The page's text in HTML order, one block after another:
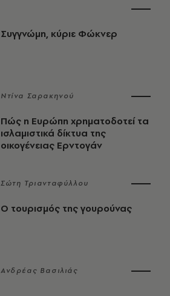
Συγγνώμη, κύριε Φώκνερ
Ντίνα Σαρακηνού
Πώς η Ευρώπη χρηματοδοτεί τα
ισλαμιστικά δίκτυα της
οικογένειας Ερντογάν
Σώτη Τριανταφύλλου
Ο τουρισμός της γουρούνας
Ανδρέας Βασιλιάς